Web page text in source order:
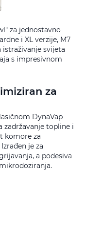
za jednostavno
i XL verzije, M7
svijeta
s impresivnom
za
DynaVap
zadržavanje topline i
komore za
je za
a podesiva